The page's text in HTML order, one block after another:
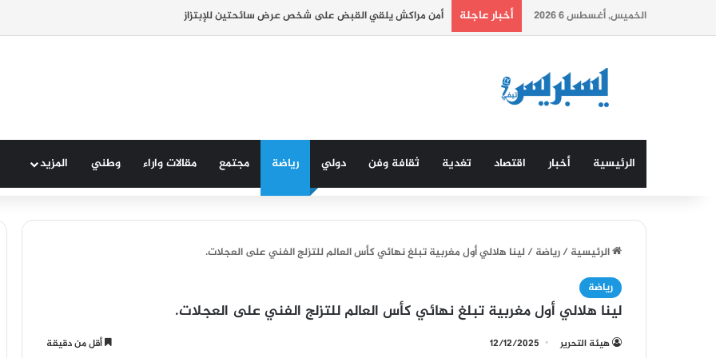
الخميس, أغسطس 6 2026 أخبار عاجلة أمن مراكش يلقي القبض على شخص عرض سائحتين للإبتزاز
الرئيسية أخبار اقتصاد تغدية ثقافة وفن دولي رياضة مجتمع مقالات واراء وطني المزيد
الرئيسية/رياضة/لينا هلالي أول مغربية تبلغ نهائي كأس العالم للتزلج الفني على العجلات.
رياضة
لينا هلالي أول مغربية تبلغ نهائي كأس العالم للتزلج الفني على العجلات.
هيئة التحرير 12/12/2025 أقل من دقيقة